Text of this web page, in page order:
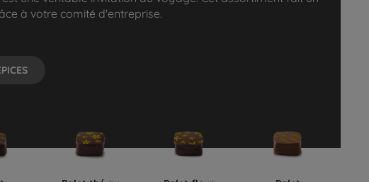
à votre comité d'entreprise.